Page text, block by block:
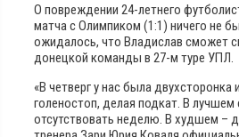
О повреждении 24-летнего
матча с Олимпиком (1:1) ничего не
ожидалось, что Владислав сможет
донецкой команды в 27-м туре УПЛ.
«В четверг у нас была двухсторонка
голеностоп, делая подкат. В лучшем
отсутствовать неделю. В худшем –